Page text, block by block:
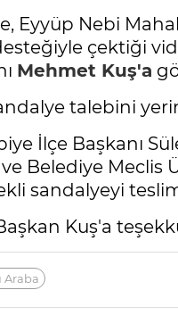
Eyyüp Nebi
çektiği
Mehmet Kuş'a
talebini
İlçe Başkanı
Belediye Meclis
sandalyeyi
Kuş'a
Araba